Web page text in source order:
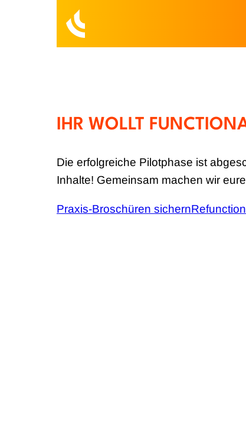
IHR WOLLT
Die erfolgreiche Pilotphase ist
Inhalte! Gemeinsam machen wir
Praxis-Broschüren sichern